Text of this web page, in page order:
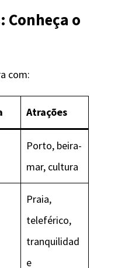
Conheça o
com:
Atrações
Porto, beira-
mar, cultura
Praia,
teleférico,
tranquilidad
e